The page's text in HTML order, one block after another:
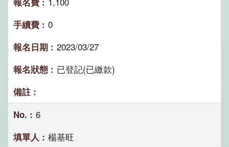
0
2023/03/27
已登記(已繳款)
6
楊基旺